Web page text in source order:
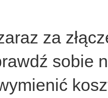
za
sobie